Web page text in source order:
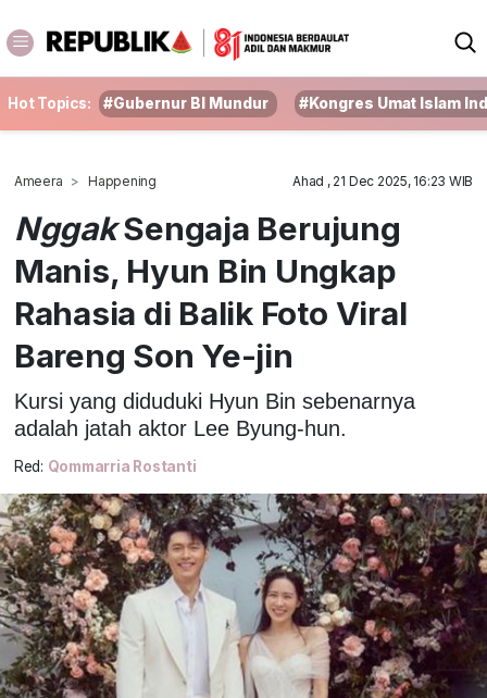
Hot Topics: #Gubernur BI Mundur #Kongres Umat Islam
Ameera Happening Ahad , 21 Dec 2025, 16:23 WIB
NggakSengaja Berujung
Manis, Hyun Bin Ungkap
Rahasia di Balik Foto Viral
Bareng Son Ye-jin
Kursi yang diduduki Hyun Bin sebenarnya
adalah jatah aktor Lee Byung-hun.
Red: Qommarria Rostanti